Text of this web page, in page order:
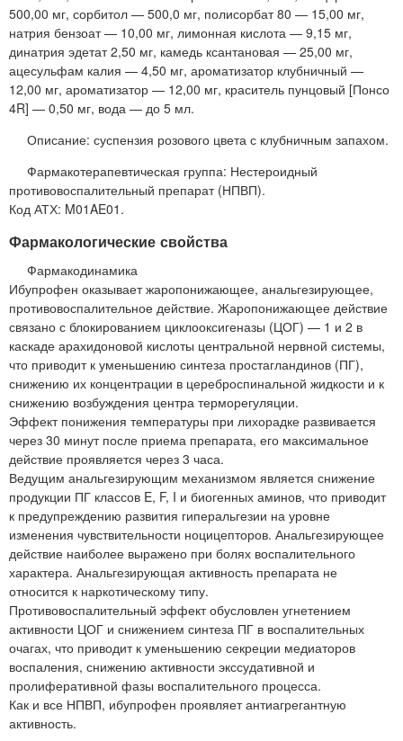
500,00 мг, сорбитол — 500,0 мг, полисорбат 80 — 15,00 мг,
натрия бензоат — 10,00 мг, лимонная кислота — 9,15 мг,
динатрия эдетат 2,50 мг, камедь ксантановая — 25,00 мг,
ацесульфам калия — 4,50 мг, ароматизатор клубничный —
12,00 мг, ароматизатор — 12,00 мг, краситель пунцовый [Понсо
4R] — 0,50 мг, вода — до 5 мл.
Описание: суспензия розового цвета с клубничным запахом.
Фармакотерапевтическая группа: Нестероидный
противовоспалительный препарат (НПВП).
Код АТХ: M01AE01.
Фармакологические свойства
Фармакодинамика
Ибупрофен оказывает жаропонижающее, анальгезирующее,
противовоспалительное действие. Жаропонижающее действие
связано с блокированием циклооксигеназы (ЦОГ) — 1 и 2 в
каскаде арахидоновой кислоты центральной нервной системы,
что приводит к уменьшению синтеза простагландинов (ПГ),
снижению их концентрации в цереброспинальной жидкости и к
снижению возбуждения центра терморегуляции.
Эффект понижения температуры при лихорадке развивается
через 30 минут после приема препарата, его максимальное
действие проявляется через 3 часа.
Ведущим анальгезирующим механизмом является снижение
продукции ПГ классов E, F, I и биогенных аминов, что приводит
к предупреждению развития гиперальгезии на уровне
изменения чувствительности ноцицепторов. Анальгезирующее
действие наиболее выражено при болях воспалительного
характера. Анальгезирующая активность препарата не
относится к наркотическому типу.
Противовоспалительный эффект обусловлен угнетением
активности ЦОГ и снижением синтеза ПГ в воспалительных
очагах, что приводит к уменьшению секреции медиаторов
воспаления, снижению активности экссудативной и
пролиферативной фазы воспалительного процесса.
Как и все НПВП, ибупрофен проявляет антиагрегантную
активность.